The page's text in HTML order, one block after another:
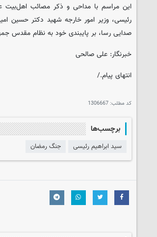
این مراسم با مداحی و ذکر مصائب
رئیسی، وزیر امور خارجه شهید دکتر حسین
صدایی رسا، بر پایبندی خود به نظام مقدس
خبرنگار: علی صالحی
انتهای پیام./
کد مطلب: 1306667
برچسب‌ها
سید ابراهیم رئیسی جنگ رمضان